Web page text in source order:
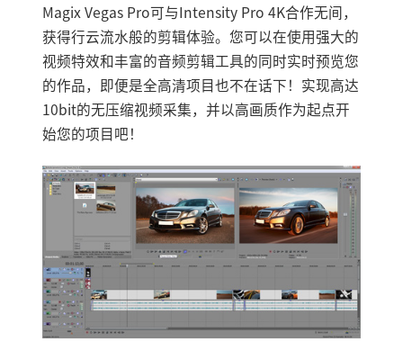
Magix Vegas Pro可与Intensity Pro 4K合作无间，
获得行云流水般的剪辑体验。您可以在使用强大的
视频特效和丰富的音频剪辑工具的同时实时预览您
的作品，即便是全高清项目也不在话下！实现高达
10bit的无压缩视频采集，并以高画质作为起点开
始您的项目吧！